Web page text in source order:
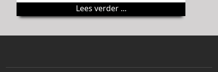
Lees verder ...